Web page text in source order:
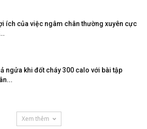
ích của việc ngâm chân thường xuyên cực
ngửa khi đốt cháy 300 calo với bài tập
Xem thêm